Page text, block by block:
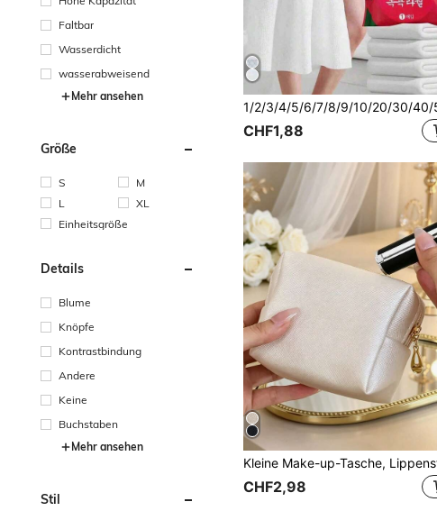
Faltbar
Wasserdicht
wasserabweisend
Mehr ansehen
Größe
S
M
L
XL
Einheitsgröße
Details
Blume
Knöpfe
Kontrastbindung
Andere
Keine
Buchstaben
Mehr ansehen
Stil
CHF1,88
CHF2,98